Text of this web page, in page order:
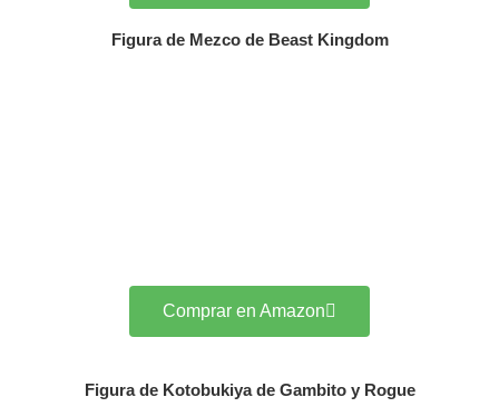
Figura de Mezco de Beast Kingdom
Comprar en Amazon
Figura de Kotobukiya de Gambito y Rogue